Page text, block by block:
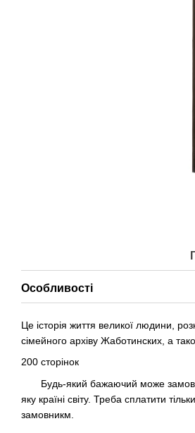
Особливості
Це історія життя великої людини,
сімейного архіву Жаботинских, а
200 сторінок
Будь-який бажаючий може
яку країні світу. Треба сплатити
замовникм.